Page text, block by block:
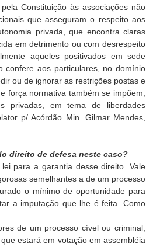
Constituição às associações não
que asseguram o respeito aos
privada, que encontra claras
em detrimento ou com desrespeito
aqueles positivados em sede
confere aos particulares, no domínio
ou de ignorar as restrições postas e
força normativa também se impõem,
privadas, em tema de liberdades
p/ Acórdão Min. Gilmar Mendes,
direito de defesa neste caso?
para a garantia desse direito. Vale
semelhantes a de um processo
o mínimo de oportunidade para
a imputação que lhe é feita. Como
de um processo cível ou criminal,
estará em votação em assembléia